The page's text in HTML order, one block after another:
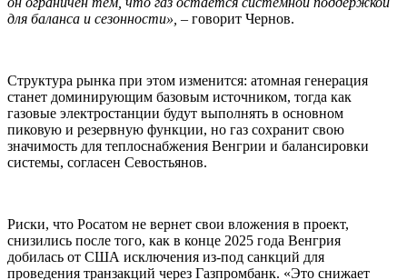
для баланса и сезонности», – говорит Чернов.
Структура рынка при этом изменится: атомная генерация
станет доминирующим базовым источником, тогда как
газовые электростанции будут выполнять в основном
пиковую и резервную функции, но газ сохранит свою
значимость для теплоснабжения Венгрии и балансировки
системы, согласен Севостьянов.
Риски, что Росатом не вернет свои вложения в проект,
снизились после того, как в конце 2025 года Венгрия
добилась от США исключения из-под санкций для
проведения транзакций через Газпромбанк. «Это снижает